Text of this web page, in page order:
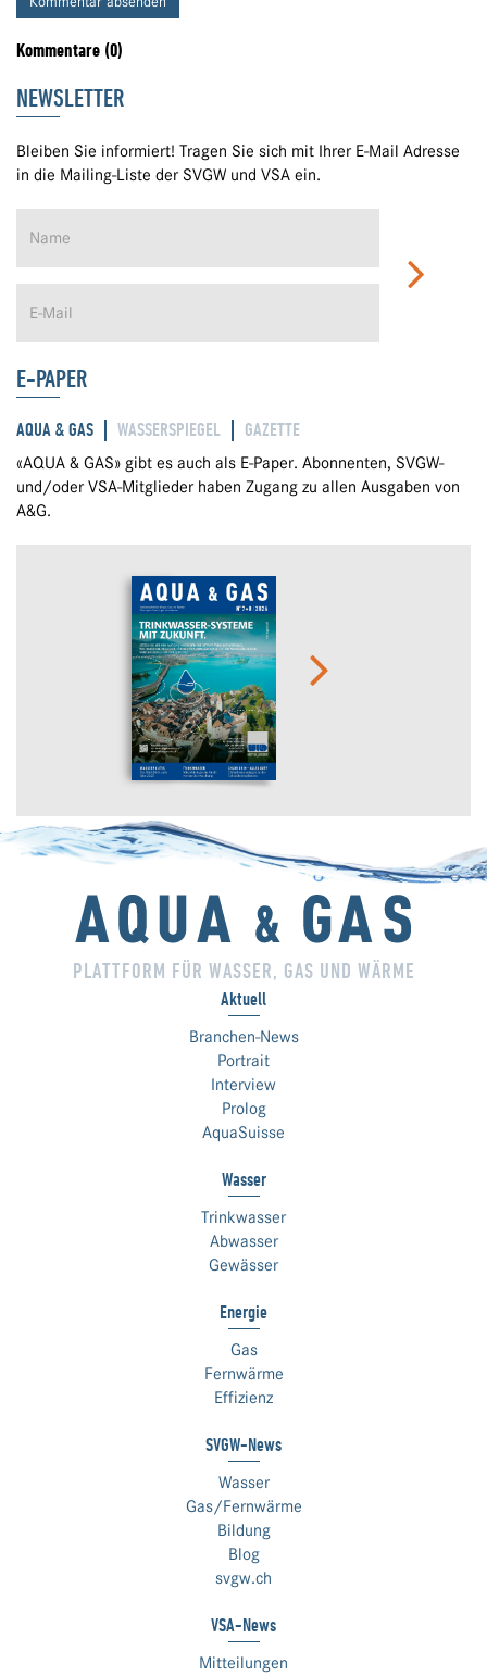
Kommentare (0)
NEWSLETTER
Bleiben Sie informiert! Tragen Sie sich mit Ihrer E-Mail Adresse
in die Mailing-Liste der SVGW und VSA ein.
E-PAPER
AQUA & GAS WASSERSPIEGEL GAZETTE
«AQUA & GAS» gibt es auch als E-Paper. Abonnenten, SVGW-
und/oder VSA-Mitglieder haben Zugang zu allen Ausgaben von
A&G.
PLATTFORM FÜR WASSER, GAS UND WÄRME
Aktuell
Branchen-News
Portrait
Interview
Prolog
AquaSuisse
Wasser
Trinkwasser
Abwasser
Gewässer
Energie
Gas
Fernwärme
Effizienz
SVGW-News
Wasser
Gas/Fernwärme
Bildung
Blog
svgw.ch
VSA-News
Mitteilungen